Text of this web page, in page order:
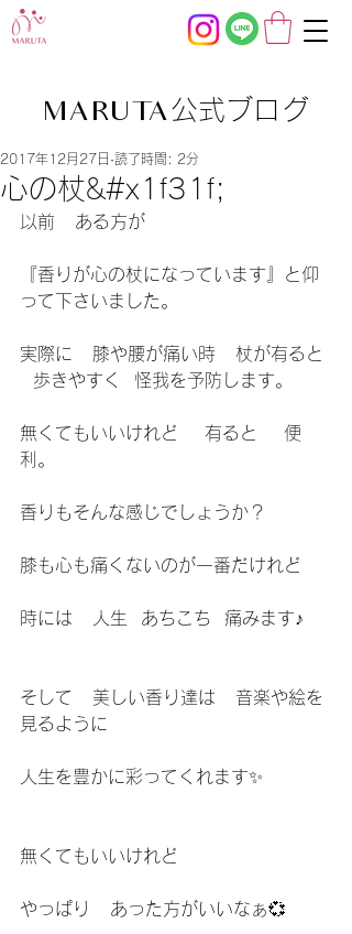
MARUTA公式ブログ
心の杖&#x1f31f;
2017年12月27日 読了時間: 2分
以前   ある方が
『香りが心の杖になっています』と仰
って下さいました。
実際に   膝や腰が痛い時   杖が有ると
歩きやすく  怪我を予防します。
無くてもいいけれど    有ると    便
利。
香りもそんな感じでしょうか？
膝も心も痛くないのが一番だけれど
時には   人生  あちこち  痛みます♪
そして   美しい香り達は   音楽や絵を
見るように
人生を豊かに彩ってくれます✨
無くてもいいけれど
やっぱり   あった方がいいなぁ💞